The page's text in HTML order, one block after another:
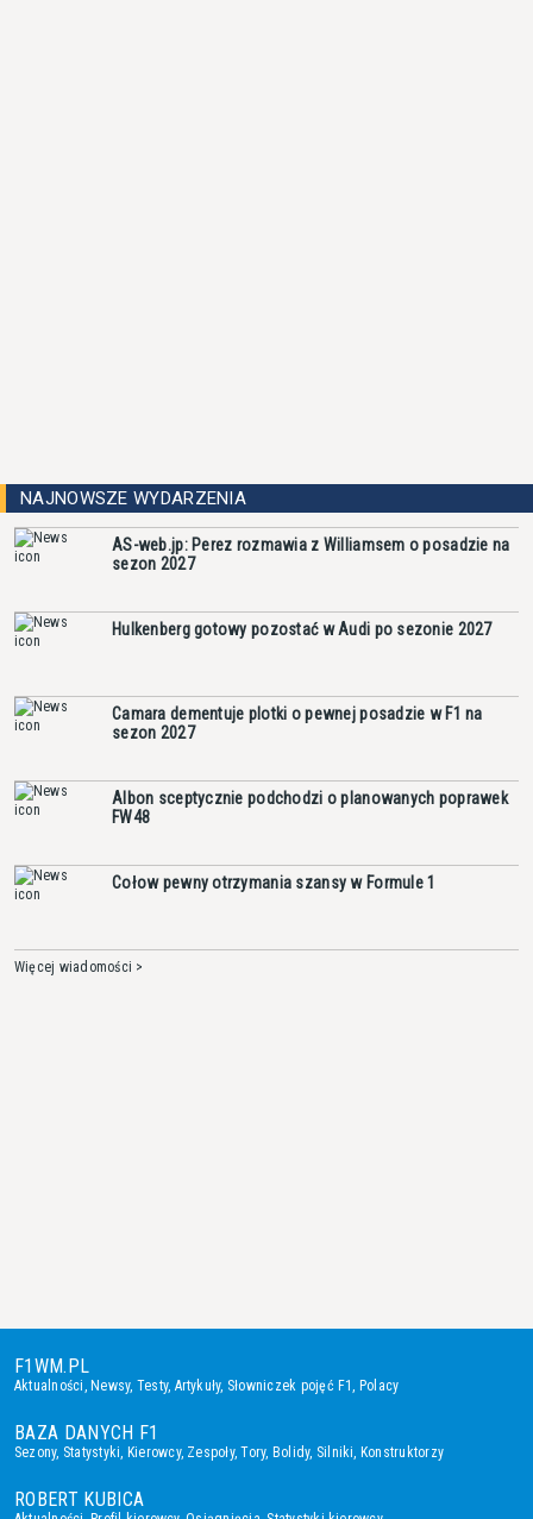
NAJNOWSZE WYDARZENIA
AS-web.jp: Perez rozmawia z Williamsem o posadzie na
sezon 2027
Hulkenberg gotowy pozostać w Audi po sezonie 2027
Camara dementuje plotki o pewnej posadzie w F1 na
sezon 2027
Albon sceptycznie podchodzi o planowanych poprawek
FW48
Cołow pewny otrzymania szansy w Formule 1
Więcej wiadomości >
F1WM.PL
Aktualności, Newsy, Testy, Artykuły, Słowniczek pojęć F1, Polacy
BAZA DANYCH F1
Sezony, Statystyki, Kierowcy, Zespoły,Tory, Bolidy, Silniki, Konstruktorzy
ROBERT KUBICA